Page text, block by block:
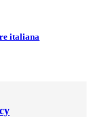
italiana